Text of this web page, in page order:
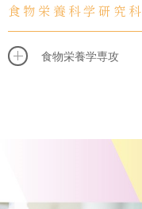
食物栄養科学研究科
食物栄養学専攻